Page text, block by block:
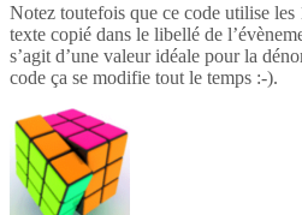
Notez toutefois que ce code utilise les
texte copié dans le libellé de
s’agit d’une valeur idéale pour la
code ça se modifie tout le temps :-).